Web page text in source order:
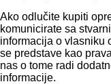
Ako odlučite kupiti
komunicirate sa
informacija o vlasniku
se predstave kao
nas o tome radi
informacije.